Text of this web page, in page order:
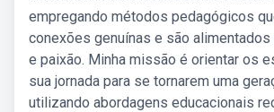
empregando métodos pedagógicos
conexões genuínas e são
e paixão. Minha missão é orientar os
sua jornada para se tornarem uma
utilizando abordagens educacionais